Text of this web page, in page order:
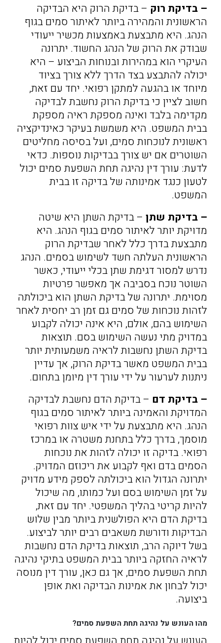
– בדיקת רוק – בדיקת הרוק היא הבדיקה
הראשונית והמהירה ביותר לאיתור סמים בגוף
הנהג. היא מתבצעת באמצעות מכשיר ייעודי
שבודק את הרוק של הנהג החשוד. יתרונה
העיקרי הוא במהירות ובנוחות הביצוע – היא
יכולה להתבצע בצד הדרך ללא צורך בציוד
מיוחד או בהגעה למתקן רפואי. יחד עם זאת,
חשוב לציין כי בדיקת הרוק נחשבת לבדיקה
מקדימה בלבד ואינה מספקת ראיה מספקת
בבית המשפט. היא משמשת בעיקר כאינדיקציה
ראשונית לנוכחות סמים, ועל בסיסה מחליטים
השוטרים אם יש צורך בבדיקות נוספות. כדאי
לדעת: עורך דין נהיגה תחת השפעת סמים יכול
לטעון כנגד אמינותה של בדיקה זו בבית
המשפט.
– בדיקת שתן– בדיקת השתן היא שיטה
מדויקת יותר לאיתור סמים בגוף הנהג. היא
מתבצעת בדרך כלל לאחר שבדיקת הרוק
הראשונית העלתה חשד לשימוש בסמים. הנהג
נדרש למסור דגימת שתן בכלי ייעודי, כאשר
השוטר נוכח בסביבה אך מאפשר פרטיות
מסוימת. יתרונה של בדיקת השתן הוא ביכולתה
לזהות נוכחות של סמים גם זמן רב יחסית לאחר
השימוש בהם, אולם, היא אינה יכולה לקבוע
במדויק מתי נעשה השימוש בסם. תוצאות
בדיקת השתן נחשבות לראיה משמעותית יותר
בבית המשפט מאשר בדיקת הרוק, אך עדיין
ניתנות לערעור על ידי עורך דין מיומן בתחום.
– בדיקת דם – בדיקת הדם נחשבת לבדיקה
המדויקת והאמינה ביותר לאיתור סמים בגוף
הנהג. היא מתבצעת על ידי איש צוות רפואי
מוסמך, בדרך כלל בתחנת משטרה או במרכז
רפואי. בדיקה זו יכולה לזהות את נוכחות
הסמים בדם ואף לקבוע את ריכוזם המדויק.
יתרונה הגדול הוא ביכולתה לספק מידע מדויק
על זמן השימוש בסם ועל כמותו, מה שיכול
להיות קריטי בהליך המשפטי. יחד עם זאת,
בדיקת הדם היא הפולשנית ביותר מבין שלוש
הבדיקות ודורשת משאבים רבים יותר לביצוע.
בשל דיוקה הרב, תוצאות בדיקת הדם נחשבות
לראיה החזקה ביותר בבית המשפט בתיקי נהיגה
תחת השפעת סמים, אך גם כאן, עורך דין מנוסה
יכול לבחון את אמינות הבדיקה ואת אופן
ביצועה.
מהו העונש על נהיגה תחת השפעת סמים?